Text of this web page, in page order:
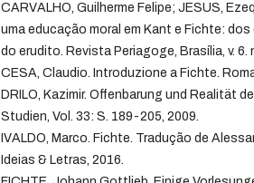
CARVALHO, Guilherme Felipe; JESUS,
uma educação moral em Kant e Fichte:
do erudito. Revista Periagoge, Brasília, v. 6.
CESA, Claudio. Introduzione a Fichte.
DRILO, Kazimir. Offenbarung und Realität
Studien, Vol. 33: S. 189-205, 2009.
IVALDO, Marco. Fichte. Tradução de
Ideias & Letras, 2016.